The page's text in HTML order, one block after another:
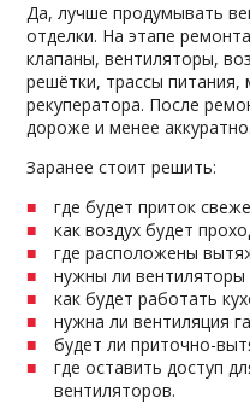
Да, лучше продумывать
отделки. На этапе
клапаны, вентиляторы,
решётки, трассы питания,
рекуператора. После
дороже и менее аккуратно.
Заранее стоит решить:
где будет приток
как воздух будет
где расположены
нужны ли
как будет работать
нужна ли вентиляция
будет ли приточно-
где оставить доступ
вентиляторов.